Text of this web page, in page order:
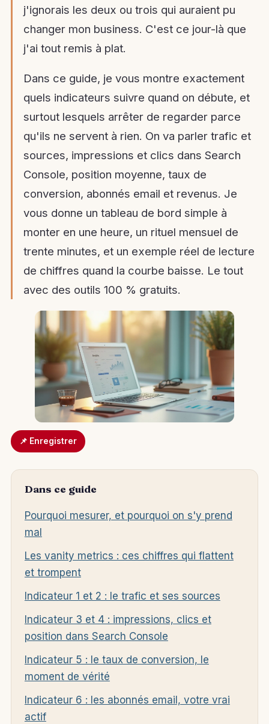
j'ignorais les deux ou trois qui auraient pu
changer mon business. C'est ce jour-là que
j'ai tout remis à plat.
Dans ce guide, je vous montre exactement
quels indicateurs suivre quand on débute, et
surtout lesquels arrêter de regarder parce
qu'ils ne servent à rien. On va parler trafic et
sources, impressions et clics dans Search
Console, position moyenne, taux de
conversion, abonnés email et revenus. Je
vous donne un tableau de bord simple à
monter en une heure, un rituel mensuel de
trente minutes, et un exemple réel de lecture
de chiffres quand la courbe baisse. Le tout
avec des outils 100 % gratuits.
📌 Enregistrer
Dans ce guide
Pourquoi mesurer, et pourquoi on s'y prend
mal
Les vanity metrics : ces chiffres qui flattent
et trompent
Indicateur 1 et 2 : le trafic et ses sources
Indicateur 3 et 4 : impressions, clics et
position dans Search Console
Indicateur 5 : le taux de conversion, le
moment de vérité
Indicateur 6 : les abonnés email, votre vrai
actif